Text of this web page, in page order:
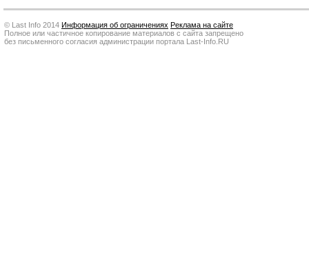
© Last Info 2014 Информация об ограничениях Реклама на сайте
Полное или частичное копирование материалов с сайта запрещено
без письменного согласия администрации портала Last-Info.RU